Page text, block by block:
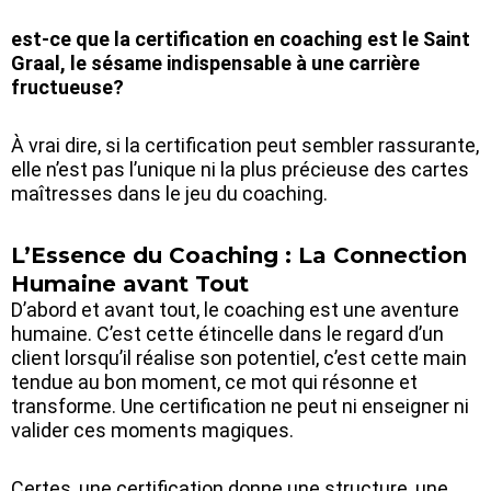
est-ce que la certification en coaching est le Saint
Graal, le sésame indispensable à une carrière
fructueuse?
À vrai dire, si la certification peut sembler rassurante,
elle n’est pas l’unique ni la plus précieuse des cartes
maîtresses dans le jeu du coaching.
L’Essence du Coaching : La Connection
Humaine avant Tout
D’abord et avant tout, le coaching est une aventure
humaine. C’est cette étincelle dans le regard d’un
client lorsqu’il réalise son potentiel, c’est cette main
tendue au bon moment, ce mot qui résonne et
transforme. Une certification ne peut ni enseigner ni
valider ces moments magiques.